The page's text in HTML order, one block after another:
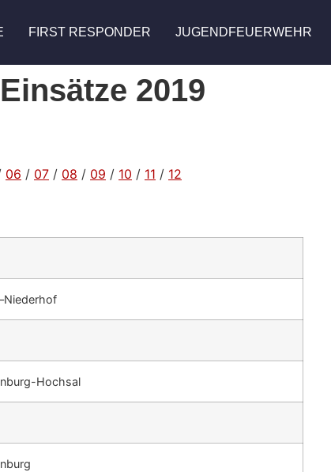
FIRST RESPONDER JUGENDFEUERWEHR
2019
06 / 07 / 08 / 09 / 10 / 11 / 12
Hochsal